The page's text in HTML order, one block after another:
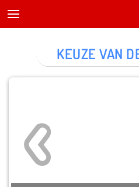
KEUZE VAN